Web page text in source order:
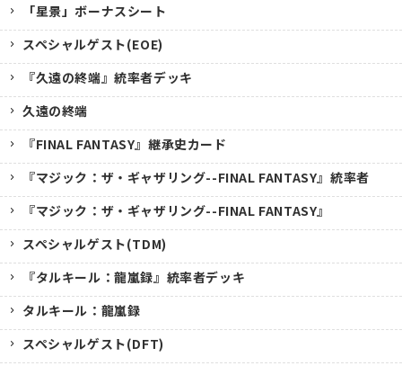
「星景」ボーナスシート
スペシャルゲスト(EOE)
『久遠の終端』統率者デッキ
久遠の終端
『FINAL FANTASY』継承史カード
『マジック：ザ・ギャザリング--FINAL FANTASY』統率者
『マジック：ザ・ギャザリング--FINAL FANTASY』
スペシャルゲスト(TDM)
『タルキール：龍嵐録』統率者デッキ
タルキール：龍嵐録
スペシャルゲスト(DFT)